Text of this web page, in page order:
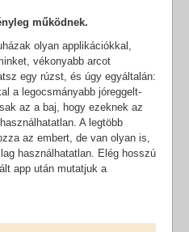
működnek.
olyan applikációkkal,
vékonyabb arcot
egy rúzst, és úgy egyáltalán:
a legocsmányabb jóreggelt-
az a baj, hogy ezeknek az
A legtöbb
az embert, de van olyan is,
használhatatlan. Elég hosszú
app után mutatjuk a